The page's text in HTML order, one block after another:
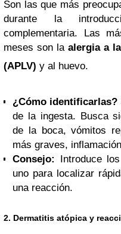
Son las que más
durante la
complementaria. Las
meses son la alergia a
(APLV) y al huevo.
¿Cómo identificarlas?
de la ingesta. Busca
de la boca, vómitos
más graves,
Consejo:
Introduce
uno para localizar
una reacción.
2. Dermatitis atópica y